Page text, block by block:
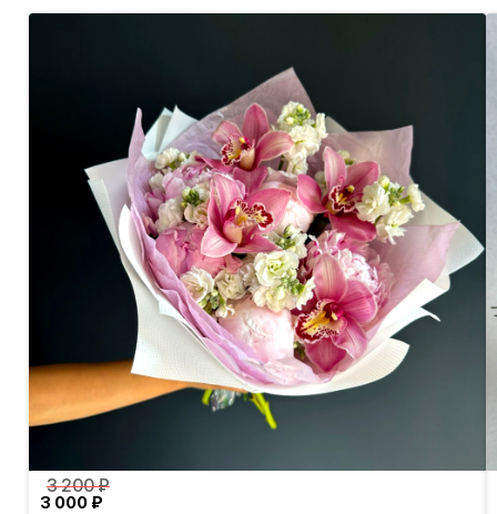
3 000 ₽
3 200 ₽